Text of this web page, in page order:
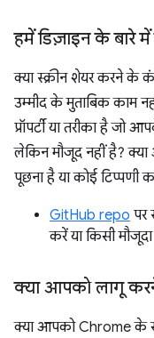
हमें डिज़ाइन के बारे में
क्या स्क्रीन शेयर करने के
उम्मीद के मुताबिक काम
प्रॉपर्टी या तरीका है
लेकिन मौजूद नहीं है?
पूछना है या कोई टिप्पणी
GitHub repo पर
करें या किसी
क्या आपको लागू
क्या आपको Chrome के